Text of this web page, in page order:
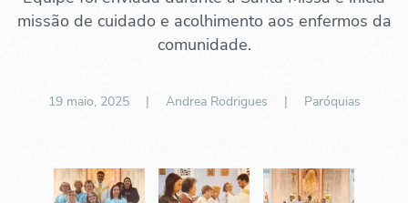
missão de cuidado e acolhimento aos enfermos da
comunidade.
19 maio, 2025| Andrea Rodrigues | Paróquias